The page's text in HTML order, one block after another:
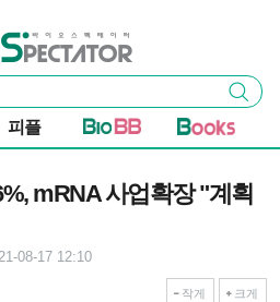
테이터
검색
피플
mRNA 사업확장 "계획
08-17 12:10
작게 크게